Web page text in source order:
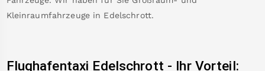
Kleinraumfahrzeuge in Edelschrott.
Flughafentaxi Edelschrott - Ihr Vorteil: